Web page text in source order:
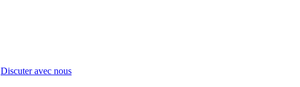
Discuter avec nous